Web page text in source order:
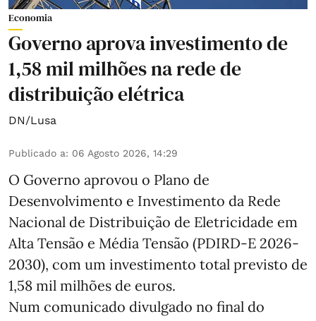
Economia
Governo aprova investimento de
1,58 mil milhões na rede de
distribuição elétrica
DN/Lusa
Publicado a: 06 Agosto 2026, 14:29
O Governo aprovou o Plano de
Desenvolvimento e Investimento da Rede
Nacional de Distribuição de Eletricidade em
Alta Tensão e Média Tensão (PDIRD-E 2026-
2030), com um investimento total previsto de
1,58 mil milhões de euros.
Num comunicado divulgado no final do